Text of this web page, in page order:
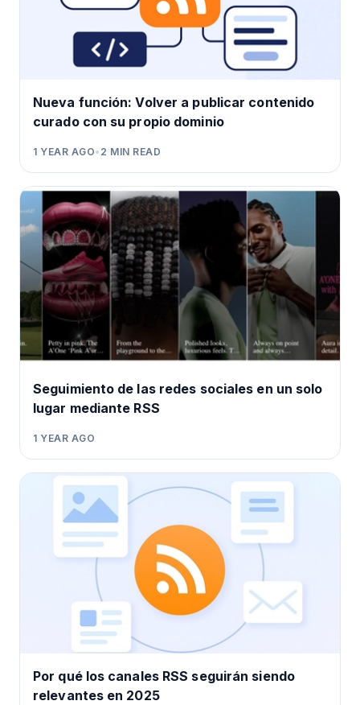
Nueva función: Volver a publicar contenido
curado con su propio dominio
1 YEAR AGO• 2 MIN READ
Seguimiento de las redes sociales en un solo
lugar mediante RSS
1 YEAR AGO
Por qué los canales RSS seguirán siendo
relevantes en 2025